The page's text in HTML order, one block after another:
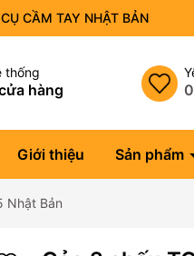
CẦM TAY NHẬT BẢN
thống
hàng 0
Giới thiệu Sản phẩm
Nhật Bản